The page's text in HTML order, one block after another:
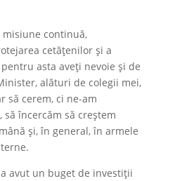
misiune continuă,
cetățenilor și a
asta aveți nevoie și de
alături de colegii mei,
să cerem, ci ne-am
încercăm să creștem
și, în general, în armele
avut un buget de investiții